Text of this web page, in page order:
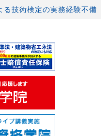
る技術検定の実務経験不備